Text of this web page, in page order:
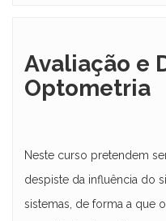
Avaliação e
Optometria
Neste curso pretendem
despiste da influência do
sistemas, de forma a que